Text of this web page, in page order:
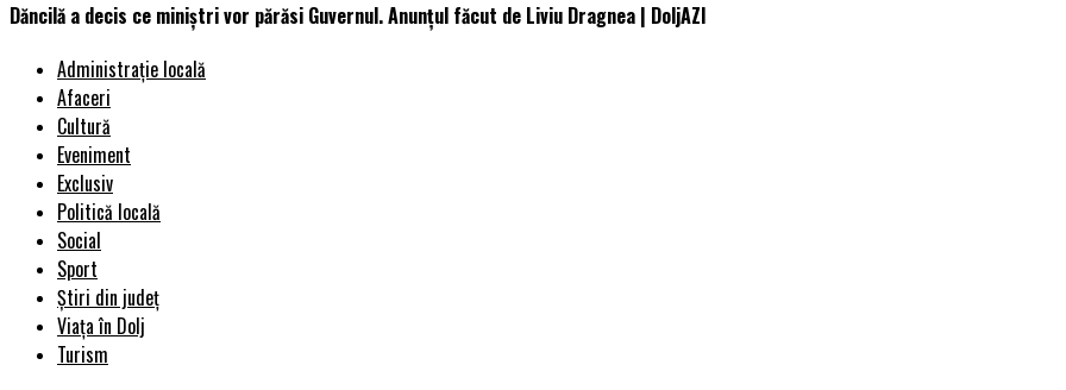
Dăncilă a decis ce miniștri vor părăsi Guvernul. Anunțul făcut de Liviu Dragnea | DoljAZI
Administrație locală
Afaceri
Cultură
Eveniment
Exclusiv
Politică locală
Social
Sport
Știri din județ
Viața în Dolj
Turism